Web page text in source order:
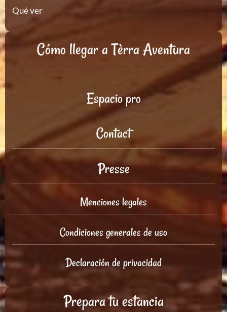
Qué ver
Cómo llegar a Tèrra Aventura
Espacio pro
Contact
Presse
Menciones legales
Condiciones generales de uso
Declaración de privacidad
Prepara tu estancia